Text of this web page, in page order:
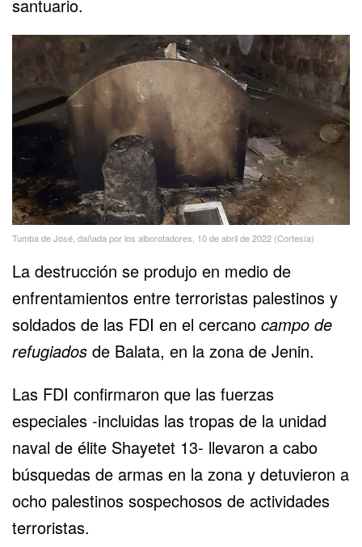
santuario.
Tumba de José, dañada por los alborotadores, 10 de abril de 2022 (Cortesía)
La destrucción se produjo en medio de
enfrentamientos entre terroristas palestinos y
soldados de las FDI en el cercano campo de
refugiados de Balata, en la zona de Jenin.
Las FDI confirmaron que las fuerzas
especiales -incluidas las tropas de la unidad
naval de élite Shayetet 13- llevaron a cabo
búsquedas de armas en la zona y detuvieron a
ocho palestinos sospechosos de actividades
terroristas.